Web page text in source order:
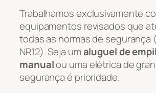
Trabalhamos exclusivamente
equipamentos revisados que
todas as normas de segurança
NR12). Seja umaluguel de
manualou uma elétrica de
segurança é prioridade.